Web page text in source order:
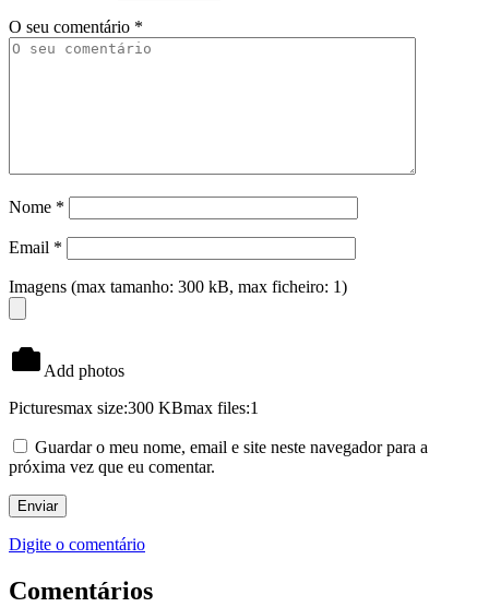
O seu comentário *
Nome *
Email *
Imagens (max tamanho: 300 kB, max ficheiro: 1)
Add photos
Picturesmax size:300 KBmax files:1
Guardar o meu nome, email e site neste navegador para a
próxima vez que eu comentar.
Digite o comentário
Comentários